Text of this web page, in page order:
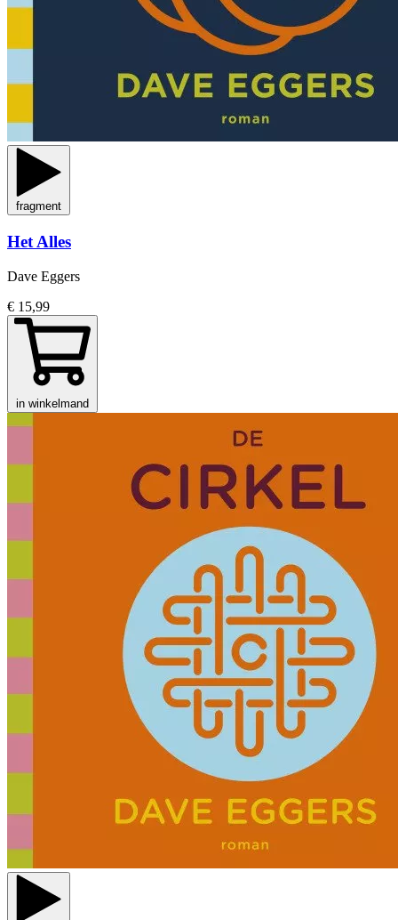
fragment
Het Alles
Dave Eggers
€ 15,99
in winkelmand